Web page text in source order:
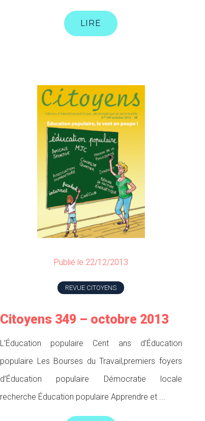
LIRE
Publié le 22/12/2013
REVUE CITOYENS
Citoyens 349 – octobre 2013
L’Éducation populaire Cent ans d’Éducation
populaire Les Bourses du Travail,premiers foyers
d’Éducation populaire Démocratie locale
recherche Éducation populaire Apprendre et ...